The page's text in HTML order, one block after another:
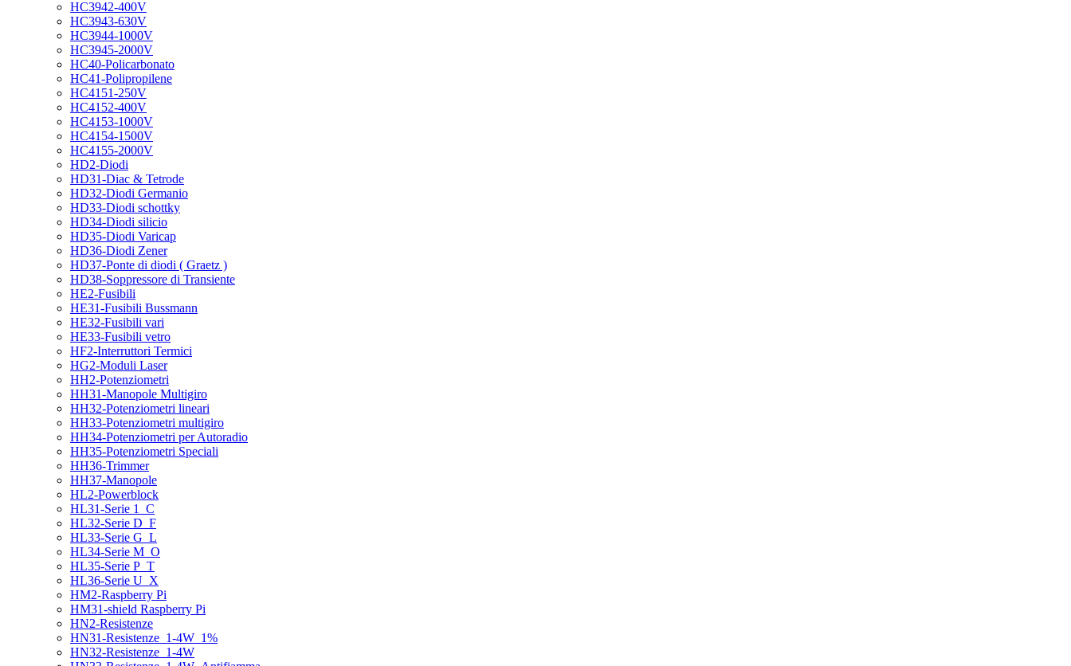
HC3942-400V
HC3943-630V
HC3944-1000V
HC3945-2000V
HC40-Policarbonato
HC41-Polipropilene
HC4151-250V
HC4152-400V
HC4153-1000V
HC4154-1500V
HC4155-2000V
HD2-Diodi
HD31-Diac & Tetrode
HD32-Diodi Germanio
HD33-Diodi schottky
HD34-Diodi silicio
HD35-Diodi Varicap
HD36-Diodi Zener
HD37-Ponte di diodi ( Graetz )
HD38-Soppressore di Transiente
HE2-Fusibili
HE31-Fusibili Bussmann
HE32-Fusibili vari
HE33-Fusibili vetro
HF2-Interruttori Termici
HG2-Moduli Laser
HH2-Potenziometri
HH31-Manopole Multigiro
HH32-Potenziometri lineari
HH33-Potenziometri multigiro
HH34-Potenziometri per Autoradio
HH35-Potenziometri Speciali
HH36-Trimmer
HH37-Manopole
HL2-Powerblock
HL31-Serie 1_C
HL32-Serie D_F
HL33-Serie G_L
HL34-Serie M_O
HL35-Serie P_T
HL36-Serie U_X
HM2-Raspberry Pi
HM31-shield Raspberry Pi
HN2-Resistenze
HN31-Resistenze_1-4W_1%
HN32-Resistenze_1-4W